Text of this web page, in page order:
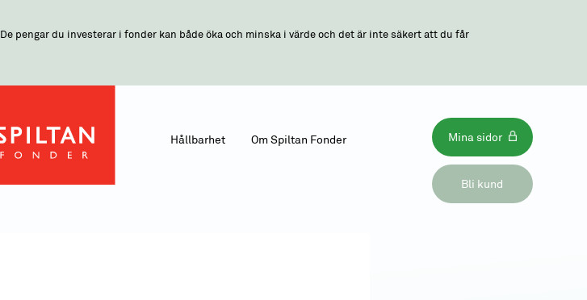
pengar du investerar i fonder kan både öka och minska i värde och det är inte säkert att du får
Bli kund
Mina sidor
Om Spiltan Fonder
Hållbarhet